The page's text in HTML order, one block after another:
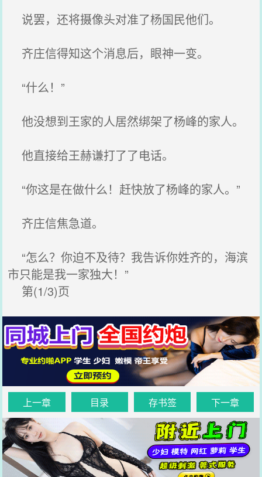
说罢，还将摄像头对准了杨国民他们。
齐庄信得知这个消息后，眼神一变。
“什么！”
他没想到王家的人居然绑架了杨峰的家人。
他直接给王赫谦打了了电话。
“你这是在做什么！赶快放了杨峰的家人。”
齐庄信焦急道。
“怎么？你迫不及待？我告诉你姓齐的，海滨
市只能是我一家独大！”
第(1/3)页
上一章 目录 存书签 下一章